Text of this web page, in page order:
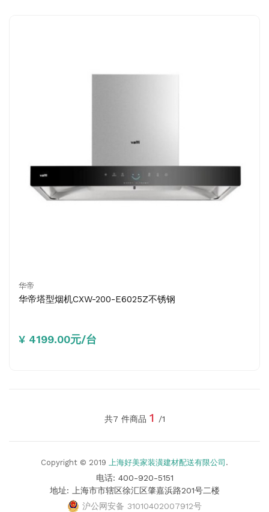
华帝
华帝塔型烟机CXW-200-E6025Z不锈钢
¥ 4199.00元/台
共7 件商品 1 /1
Copyright © 2019 上海好美家装潢建材配送有限公司 .
电话: 400-920-5151
地址: 上海市市辖区徐汇区肇嘉浜路201号二楼
沪公网安备 31010402007912号